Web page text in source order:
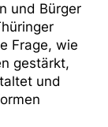
und Bürger
Frage, wie
gestärkt,
und